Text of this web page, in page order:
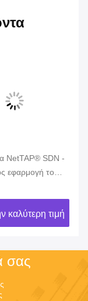
NetTAP® SDN -
εφαρμογή του
κυκλοφορίας
καλύτερη τιμή
σας